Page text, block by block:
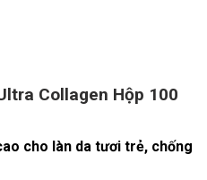
Collagen Hộp 100
cho làn da tươi trẻ, chống